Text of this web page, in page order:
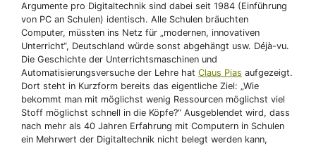
Argumente pro Digitaltechnik sind dabei seit 1984 (Einführung
von PC an Schulen) identisch. Alle Schulen bräuchten
Computer, müssten ins Netz für „modernen, innovativen
Unterricht“, Deutschland würde sonst abgehängt usw. Déjà-vu.
Die Geschichte der Unterrichtsmaschinen und
Automatisierungsversuche der Lehre hat Claus Pias aufgezeigt.
Dort steht in Kurzform bereits das eigentliche Ziel: „Wie
bekommt man mit möglichst wenig Ressourcen möglichst viel
Stoff möglichst schnell in die Köpfe?“ Ausgeblendet wird, dass
nach mehr als 40 Jahren Erfahrung mit Computern in Schulen
ein Mehrwert der Digitaltechnik nicht belegt werden kann,